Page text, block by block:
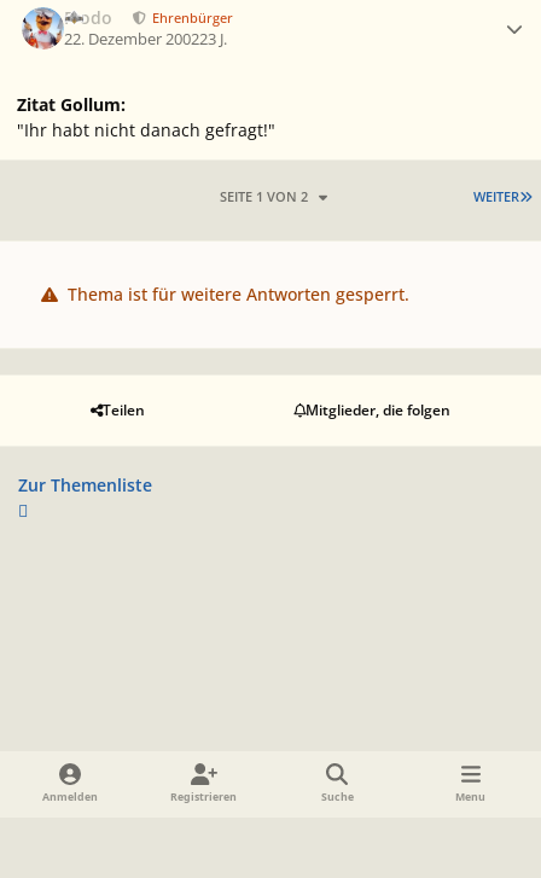
Frodo Ehrenbürger
22. Dezember 200223 J.
Zitat Gollum:
"Ihr habt nicht danach gefragt!"
WEITER
SEITE 1 VON 2
Thema ist für weitere Antworten gesperrt.
Teilen Mitglieder, die folgen
Zur Themenliste
Heller Modus
Dunkler ModusSystemeinstellung
Anmelden Registrieren Suche Menu